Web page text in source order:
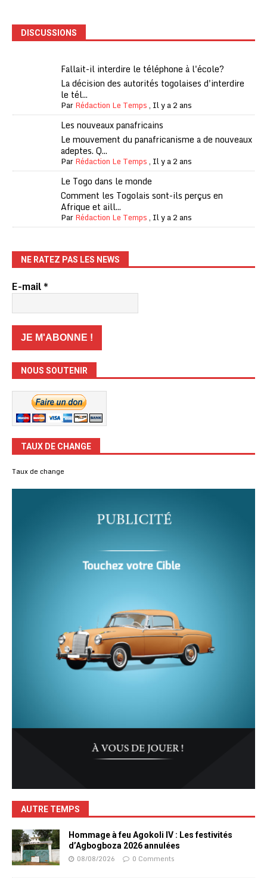
DISCUSSIONS
Fallait-il interdire le téléphone à l'école?
La décision des autorités togolaises d'interdire
le tél...
ParRédaction Le Temps, Il y a 2 ans
Les nouveaux panafricains
Le mouvement du panafricanisme a de nouveaux
adeptes. Q...
ParRédaction Le Temps, Il y a 2 ans
Le Togo dans le monde
Comment les Togolais sont-ils perçus en
Afrique et aill...
ParRédaction Le Temps, Il y a 2 ans
NE RATEZ PAS LES NEWS
E-mail*
NOUS SOUTENIR
TAUX DE CHANGE
Taux de change
AUTRE TEMPS
Hommage à feu Agokoli IV : Les festivités
d’Agbogboza 2026 annulées
08/08/2026 0 Comments